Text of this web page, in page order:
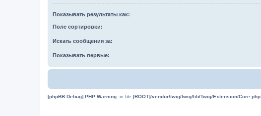
Показывать результаты как:
Поле сортировки:
Искать сообщения за:
Показывать первые:
[phpBB Debug] PHP Warning: in file [ROOT]/vendor/twig/twig/lib/Twig/Extension/Core.php